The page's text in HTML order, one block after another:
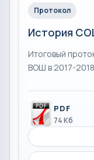
Протокол
История
Итоговый
ВОШ в 2017-
PDF
74 Кб